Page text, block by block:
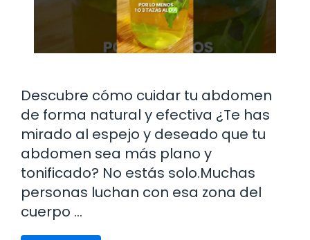
Descubre cómo cuidar tu abdomen
de forma natural y efectiva ¿Te has
mirado al espejo y deseado que tu
abdomen sea más plano y
tonificado? No estás solo.Muchas
personas luchan con esa zona del
cuerpo …